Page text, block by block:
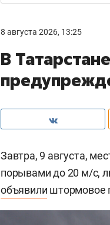
8 августа 2026, 13:25
В
Завтра, 9 августа,
порывами до 20 м/c,
объявили штормовое